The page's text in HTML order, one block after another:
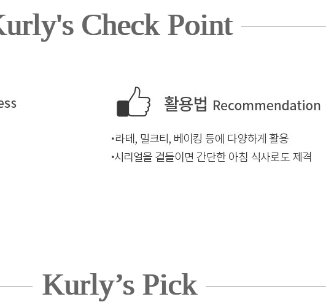
Check Point
Kurly’s Pick